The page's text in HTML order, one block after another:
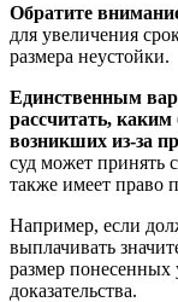
Обратите
для увеличения
размера неустойки.
Единственным
рассчитать, каким
возникших из-за
суд может принять
также имеет право
Например, если
выплачивать
размер понесенных
доказательства.